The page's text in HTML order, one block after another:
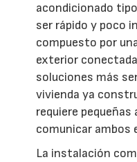
acondicionado
ser rápido y poco
compuesto por
exterior
soluciones más
vivienda ya
requiere
comunicar ambos
La instalación